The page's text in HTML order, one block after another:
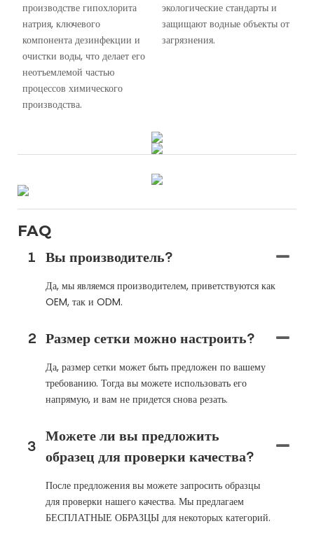
производстве гипохлорита
натрия, ключевого
компонента дезинфекции и
очистки воды, что делает его
неотъемлемой частью
процессов химического
производства.
экологические стандарты и
защищают водные объекты от
загрязнения.
FAQ
1 Вы производитель?
Да, мы являемся производителем, приветствуются как
OEM, так и ODM.
2 Размер сетки можно настроить?
Да, размер сетки может быть предложен по вашему
требованию. Тогда вы можете использовать его
напрямую, и вам не придется снова резать.
3
Можете ли вы предложить
образец для проверки качества?
После предложения вы можете запросить образцы
для проверки нашего качества. Мы предлагаем
БЕСПЛАТНЫЕ ОБРАЗЦЫ для некоторых категорий.